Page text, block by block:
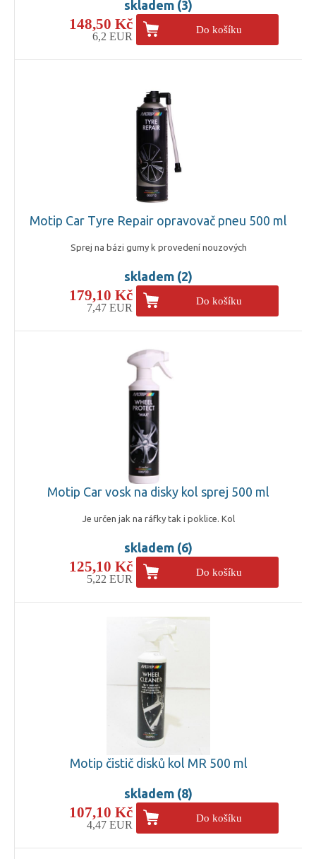
skladem (3)
148,50 Kč
6,2 EUR
Do košíku
Motip Car Tyre Repair opravovač pneu 500 ml
Sprej na bázi gumy k provedení nouzových
skladem (2)
179,10 Kč
7,47 EUR
Do košíku
Motip Car vosk na disky kol sprej 500 ml
Je určen jak na ráfky tak i poklice. Kol
skladem (6)
125,10 Kč
5,22 EUR
Do košíku
Motip čistič disků kol MR 500 ml
skladem (8)
107,10 Kč
4,47 EUR
Do košíku